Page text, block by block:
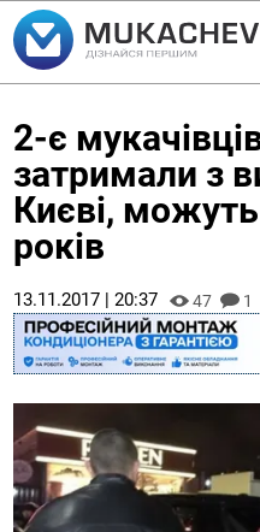
2-є
затримали з
Києві, можуть
років
13.11.2017 | 20:37 47 1